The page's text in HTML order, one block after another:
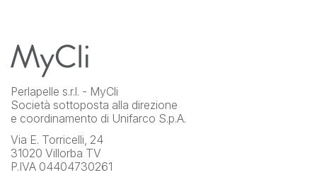
Perlapelle s.r.l. - MyCli
Società sottoposta alla direzione
e coordinamento di Unifarco S.p.A.
Via E. Torricelli, 24
31020 Villorba TV
P.IVA 04404730261